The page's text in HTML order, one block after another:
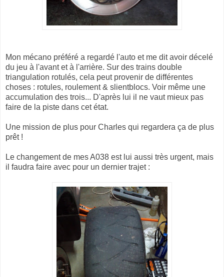
Mon mécano préféré a regardé l'auto et me dit avoir décelé
du jeu à l'avant et à l'arrière. Sur des trains double
triangulation rotulés, cela peut provenir de différentes
choses : rotules, roulement & slientblocs. Voir même une
accumulation des trois... D'après lui il ne vaut mieux pas
faire de la piste dans cet état.
Une mission de plus pour Charles qui regardera ça de plus
prêt !
Le changement de mes A038 est lui aussi très urgent, mais
il faudra faire avec pour un dernier trajet :